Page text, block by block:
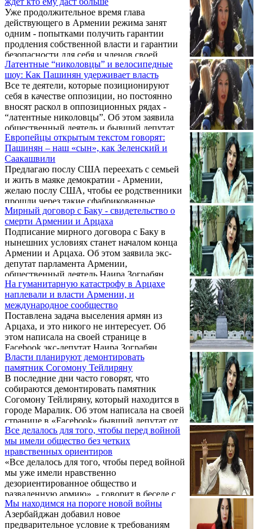
государственной трибуны.
Степан Даниелян, характеризуя текущий
этап борьбы с правящей верхушкой под
началом движения "Тавуш во имя Родины".
После акций 2, 6 и 9 октября можно
озвучить промежуточную оценку осеннего
периода: движение не сменило тактику, и
на то есть веские причины. Пашинян, ...
Уже продолжительное время глава
действующего в Армении режима занят
одним - попытками получить гарантии
продления собственной власти и гарантии
безопасности для себя и членов своей
семьи. Об этом заявила общественно-
политический деятель, бывший депутат
парламента Армении Наира Зограбян.
Латентные “николовцы” и велосипедные
шоу: Как Пашинян удерживает власть
Все те деятели, которые позиционируют
себя в качестве оппозиции, но постоянно
вносят раскол в оппозиционных рядах -
“латентные николовцы”. Об этом заявила
общественный деятель и бывший депутат
парламента Армении Наира Зограбян.
Европейцы открытым текстом говорят:
Пашинян – наш «сын», как Зеленский и
Саакашвили
Предлагаю послу США переехать с семьей
и жить в маяке демократии - Армении,
желаю послу США, чтобы ее родственники
прошли через такие сфабрикованные
уголовные дела, - заявила в беседе с
журналистами в начале судебного заседания
по делу вице-президента РПА Армена
Ашотяна бывший депутат НС Наира
Зограбян, отвечая на заявление посла США
о том, что Армения является маяком
демократии на Южном Кавказе.
Мирный договор с Баку - свидетельство о
смерти Армении и Арцаха
Подписание мирного договора с Баку в
нынешних условиях станет началом конца
Армении и Арцаха. Об этом заявила экс-
депутат парламента Армении,
общественный деятель Наира Зограбян.
На гуманитарную катастрофу в Арцахе
наплевали и власти Армении, и
международное сообщество
Поставлена задача выселения армян из
Арцаха, и это никого не интересует. Об
этом написала на своей странице в
Facebook экс-депутат Наира Зограбян.
Власти планируют демонтировать
памятник Согомону Тейлиряну
В последние дни часто говорят, что
собираются демонтировать памятник
Согомону Тейлиряну, который находится в
городе Маралик. Об этом написала на своей
странице в «Facebook» бывший депутат от
блока «Мой шаг» Софья Овсепян,
покинувшая фракцию после подписания
заявления о капитуляции от 9 ноября 2020
года.
Все делалось для того, чтобы перед войной
мы имели общество без четких
нравственных ориентиров
«Все делалось для того, чтобы перед войной
мы уже имели нравственно
дезориентированное общество и
разваленную армию», - говорит в беседе с
«ГА» председатель ОО «Безопасность и
демократия» экс-депутат НС РА Наира
Зограбян.
Мы находимся на пороге новой войны
Азербайджан добавил новое
предварительное условие к требованиям